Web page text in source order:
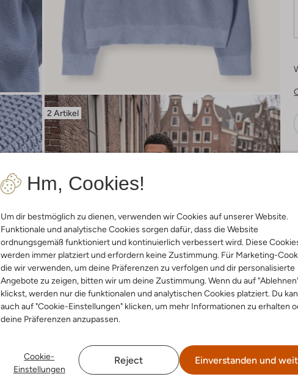
Hm, Cookies!
Um dir bestmöglich zu dienen, verwenden wir Cookies auf unserer Website.
Funktionale und analytische Cookies sorgen dafür, dass die Website
ordnungsgemäß funktioniert und kontinuierlich verbessert wird. Diese
werden immer platziert und erfordern keine Zustimmung. Für Marketing-
die wir verwenden, um deine Präferenzen zu verfolgen und dir personalisierte
Angebote zu zeigen, bitten wir um deine Zustimmung. Wenn du auf
klickst, werden nur die funktionalen und analytischen Cookies platziert. Du
auch auf "Cookie-Einstellungen" klicken, um mehr Informationen zu erhalten
deine Präferenzen anzupassen.
Cookie-
Einstellungen
Reject Einverstanden und
2 Artikel